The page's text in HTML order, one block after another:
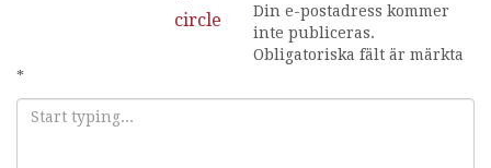
Din e-postadress kommer
inte publiceras.
Obligatoriska fält är märkta
*